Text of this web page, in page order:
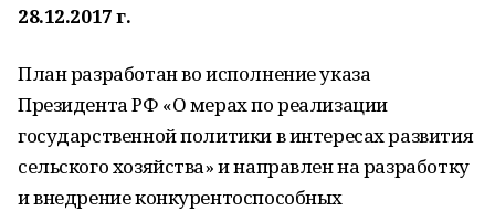
28.12.2017 г.
План разработан во исполнение указа
Президента РФ «О мерах по реализации
государственной политики в интересах развития
сельского хозяйства» и направлен на разработку
и внедрение конкурентоспособных